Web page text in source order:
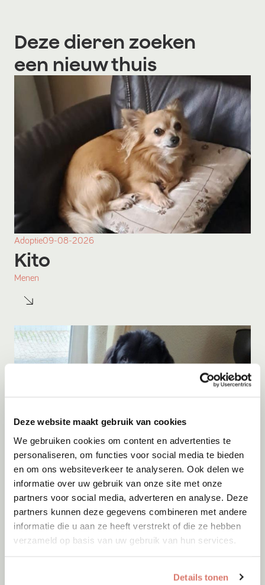
Deze website maakt gebruik van cookies
We gebruiken cookies om content en advertenties te
personaliseren, om functies voor social media te bieden
en om ons websiteverkeer te analyseren. Ook delen we
informatie over uw gebruik van onze site met onze
partners voor social media, adverteren en analyse. Deze
partners kunnen deze gegevens combineren met andere
informatie die u aan ze heeft verstrekt of die ze hebben
verzameld op basis van uw gebruik van hun services.
Details tonen
Deze dieren zoeken
een nieuw thuis
Adoptie09-08-2026
Kito
Menen
Adoptie 09-08-2026
Knoet
Wessem